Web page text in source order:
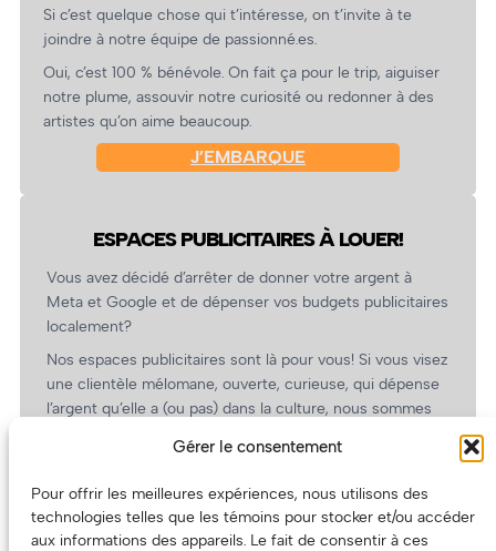
Gérer le consentement
Pour offrir les meilleures expériences, nous utilisons des
technologies telles que les témoins pour stocker et/ou accéder
aux informations des appareils. Le fait de consentir à ces
Si c’est quelque chose qui t’intéresse, on t’invite à te
joindre à notre équipe de passionné.es.
Oui, c’est 100 % bénévole. On fait ça pour le trip, aiguiser
notre plume, assouvir notre curiosité ou redonner à des
artistes qu’on aime beaucoup.
J’EMBARQUE
ESPACES PUBLICITAIRES À LOUER!
Vous avez décidé d’arrêter de donner votre argent à
Meta et Google et de dépenser vos budgets publicitaires
localement?
Nos espaces publicitaires sont là pour vous! Si vous visez
une clientèle mélomane, ouverte, curieuse, qui dépense
l’argent qu’elle a (ou pas) dans la culture, nous sommes
revient.
(Oui, on va avoir des tarifs spéciaux pour vous, les